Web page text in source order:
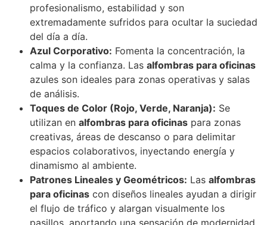
profesionalismo, estabilidad y son
extremadamente sufridos para ocultar la suciedad
del día a día.
Azul Corporativo: Fomenta la concentración, la
calma y la confianza. Las alfombras para oficinas
azules son ideales para zonas operativas y salas
de análisis.
Toques de Color (Rojo, Verde, Naranja): Se
utilizan en alfombras para oficinas para zonas
creativas, áreas de descanso o para delimitar
espacios colaborativos, inyectando energía y
dinamismo al ambiente.
Patrones Lineales y Geométricos: Las alfombras
para oficinas con diseños lineales ayudan a dirigir
el flujo de tráfico y alargan visualmente los
pasillos, aportando una sensación de modernidad